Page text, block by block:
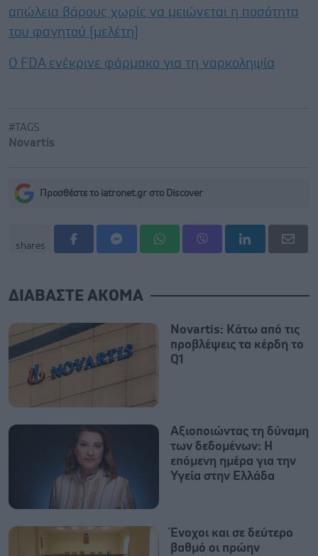
απώλεια βάρους χωρίς να μειώνεται η ποσότητα
του φαγητού [μελέτη]
Ο FDA ενέκρινε φάρμακο για τη ναρκοληψία
#TAGS
Novartis
Προσθέστε το iatronet.gr στο Discover
shares
ΔΙΑΒΑΣΤΕ ΑΚΟΜΑ
Novartis: Kάτω από τις
προβλέψεις τα κέρδη το
Q1
Αξιοποιώντας τη δύναμη
των δεδομένων: Η
επόμενη ημέρα για την
Υγεία στην Ελλάδα
Ένοχοι και σε δεύτερο
βαθμό οι πρώην